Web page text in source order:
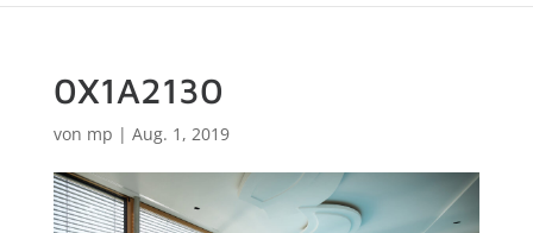
0X1A2130
von mp | Aug. 1, 2019